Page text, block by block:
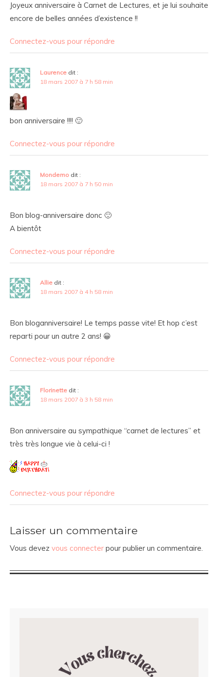
Joyeux anniversaire à Carnet de Lectures, et je lui souhaite
encore de belles années d’existence !!
Connectez-vous pour répondre
Laurence dit :
18 mars 2007 à 7 h 58 min
bon anniversaire !!!! 🙂
Connectez-vous pour répondre
Mondemo dit :
18 mars 2007 à 7 h 50 min
Bon blog-anniversaire donc 🙂
A bientôt
Connectez-vous pour répondre
Allie dit :
18 mars 2007 à 4 h 58 min
Bon bloganniversaire! Le temps passe vite! Et hop c’est
reparti pour un autre 2 ans! 😀
Connectez-vous pour répondre
Florinette dit :
18 mars 2007 à 3 h 58 min
Bon anniversaire au sympathique “carnet de lectures” et
très très longue vie à celui-ci !
Connectez-vous pour répondre
Laisser un commentaire
Vous devez vous connecter pour publier un commentaire.